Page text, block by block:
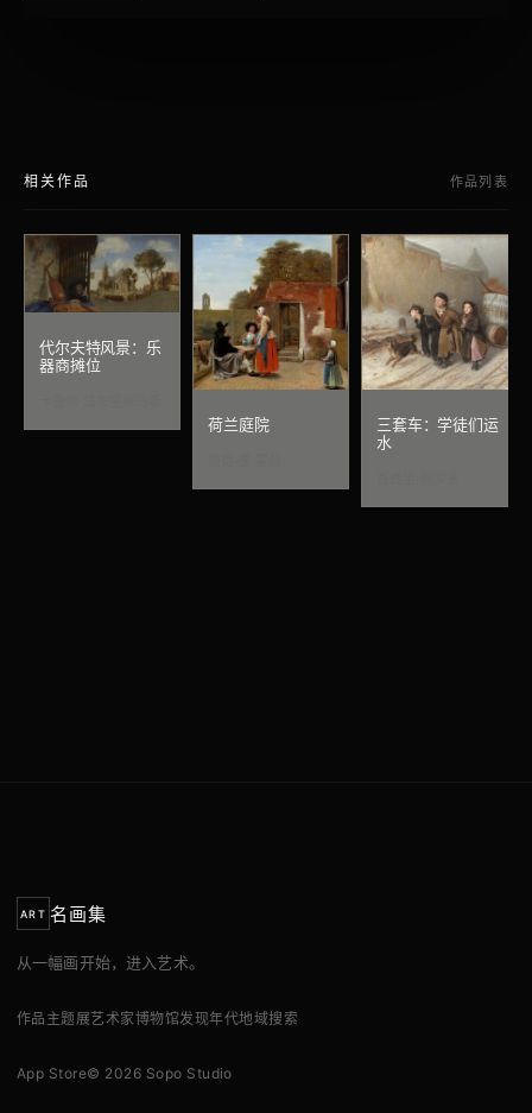
相关作品 作品列表
代尔夫特风景：乐
器商摊位
荷兰庭院
三套车：学徒们运
水
ART 名画集
从一幅画开始，进入艺术。
作品 主题展艺术家博物馆发现年代地域搜索
App Store© 2026 Sopo Studio